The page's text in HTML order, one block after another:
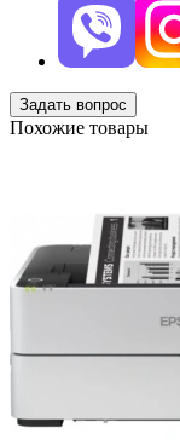
Задать вопрос
Похожие товары